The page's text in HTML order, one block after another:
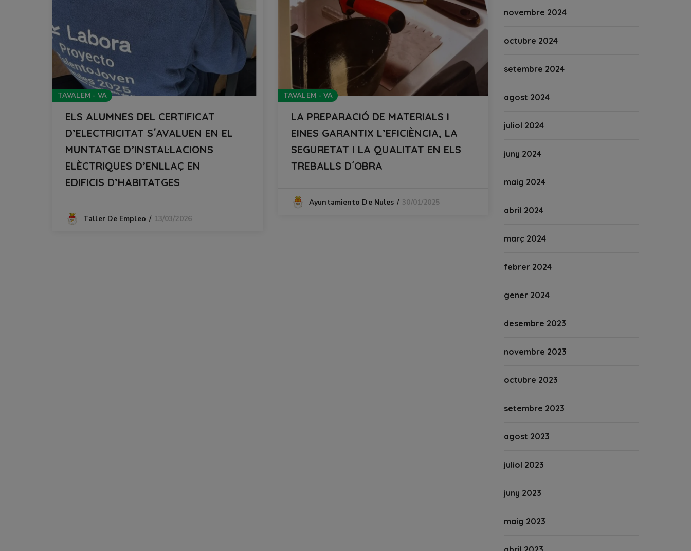
TAVALEM - VA
ELS ALUMNES DEL CERTIFICAT
D’ELECTRICITAT S´AVALUEN EN EL
MUNTATGE D’INSTAL·LACIONS
ELÈCTRIQUES D’ENLLAÇ EN
EDIFICIS D’HABITATGES
Taller De Empleo 13/03/2026
TAVALEM - VA
LA PREPARACIÓ DE MATERIALS I
EINES GARANTIX L’EFICIÈNCIA, LA
SEGURETAT I LA QUALITAT EN ELS
TREBALLS D´OBRA
Ayuntamiento De Nules 30/01/2025
novembre 2024
octubre 2024
setembre 2024
agost 2024
juliol 2024
juny 2024
maig 2024
abril 2024
març 2024
febrer 2024
gener 2024
desembre 2023
novembre 2023
octubre 2023
setembre 2023
agost 2023
juliol 2023
juny 2023
maig 2023